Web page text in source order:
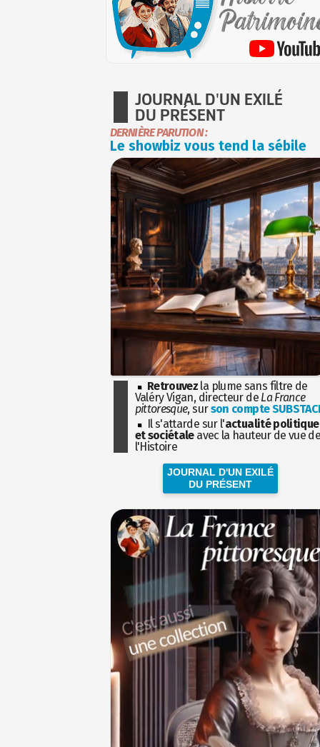
JOURNAL D'UN EXILÉ
DU PRÉSENT
DERNIÈRE PARUTION :
Le showbiz vous tend la sébile
Retrouvez la plume sans filtre de
Valéry Vigan, directeur de La France
pittoresque, surson compte
Il s'attarde sur l'actualité politique
et sociétaleavec la hauteur de vue
l'Histoire
JOURNAL D'UN EXILÉ
DU PRÉSENT